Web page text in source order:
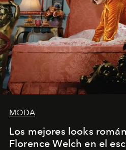
MODA
Los mejores looks
Florence Welch en el